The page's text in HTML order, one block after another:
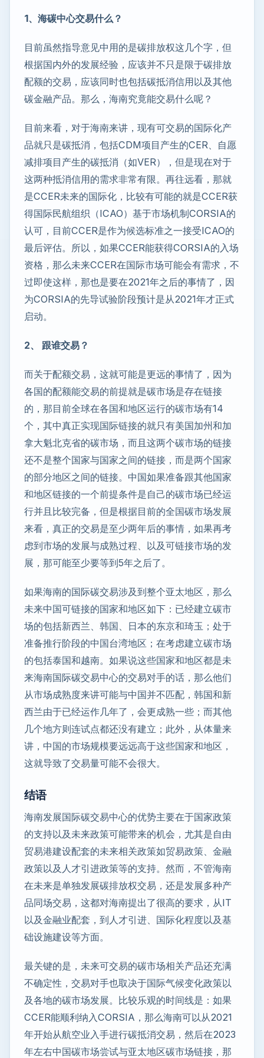
1、海碳中心交易什么？
目前虽然指导意见中用的是碳排放权这几个字，但
根据国内外的发展经验，应该并不只是限于碳排放
配额的交易，应该同时也包括碳抵消信用以及其他
碳金融产品。那么，海南究竟能交易什么呢？
目前来看，对于海南来讲，现有可交易的国际化产
品就只是碳抵消，包括CDM项目产生的CER、自愿
减排项目产生的碳抵消（如VER），但是现在对于
这两种抵消信用的需求非常有限。再往远看，那就
是CCER未来的国际化，比较有可能的就是CCER获
得国际民航组织（ICAO）基于市场机制CORSIA的
认可，目前CCER是作为候选标准之一接受ICAO的
最后评估。所以，如果CCER能获得CORSIA的入场
资格，那么未来CCER在国际市场可能会有需求，不
过即使这样，那也是要在2021年之后的事情了，因
为CORSIA的先导试验阶段预计是从2021年才正式
启动。
2、 跟谁交易？
而关于配额交易，这就可能是更远的事情了，因为
各国的配额能交易的前提就是碳市场是存在链接
的，那目前全球在各国和地区运行的碳市场有14
个，其中真正实现国际链接的就只有美国加州和加
拿大魁北克省的碳市场，而且这两个碳市场的链接
还不是整个国家与国家之间的链接，而是两个国家
的部分地区之间的链接。中国如果准备跟其他国家
和地区链接的一个前提条件是自己的碳市场已经运
行并且比较完备，但是根据目前的全国碳市场发展
来看，真正的交易是至少两年后的事情，如果再考
虑到市场的发展与成熟过程、以及可链接市场的发
展，那可能至少要等到5年之后了。
如果海南的国际碳交易涉及到整个亚太地区，那么
未来中国可链接的国家和地区如下：已经建立碳市
场的包括新西兰、韩国、日本的东京和琦玉；处于
准备推行阶段的中国台湾地区；在考虑建立碳市场
的包括泰国和越南。如果说这些国家和地区都是未
来海南国际碳交易中心的交易对手的话，那么他们
从市场成熟度来讲可能与中国并不匹配，韩国和新
西兰由于已经运作几年了，会更成熟一些；而其他
几个地方则连试点都还没有建立；此外，从体量来
讲，中国的市场规模要远远高于这些国家和地区，
这就导致了交易量可能不会很大。
结语
海南发展国际碳交易中心的优势主要在于国家政策
的支持以及未来政策可能带来的机会，尤其是自由
贸易港建设配套的未来相关政策如贸易政策、金融
政策以及人才引进政策等的支持。然而，不管海南
在未来是单独发展碳排放权交易，还是发展多种产
品同场交易，这都对海南提出了很高的要求，从IT
以及金融业配套，到人才引进、国际化程度以及基
础设施建设等方面。
最关键的是，未来可交易的碳市场相关产品还充满
不确定性，交易对手也取决于国际气候变化政策以
及各地的碳市场发展。比较乐观的时间线是：如果
CCER能顺利纳入CORSIA，那么海南可以从2021
年开始从航空业入手进行碳抵消交易，然后在2023
年左右中国碳市场尝试与亚太地区碳市场链接，那